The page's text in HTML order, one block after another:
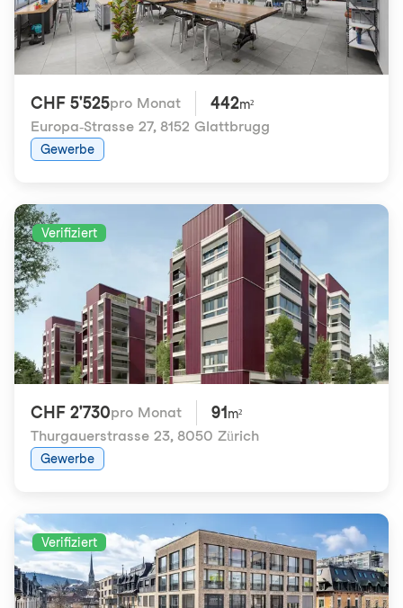
CHF 5'525pro Monat 442m²
Europa-Strasse 27, 8152 Glattbrugg
Gewerbe
Verifiziert
CHF 2'730pro Monat 91 m²
Thurgauerstrasse 23, 8050 Zürich
Gewerbe
Verifiziert